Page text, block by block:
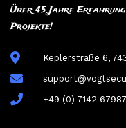
Über 45 Jahre
Projekte!
Keplerstraße 6,
+49 (0) 7142 67987